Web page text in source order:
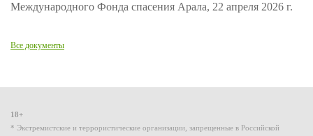
Международного Фонда спасения Арала, 22 апреля 2026 г.
Все документы
18+
* Экстремистские и террористические организации, запрещенные в Российской